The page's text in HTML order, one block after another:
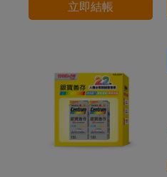
立即結帳